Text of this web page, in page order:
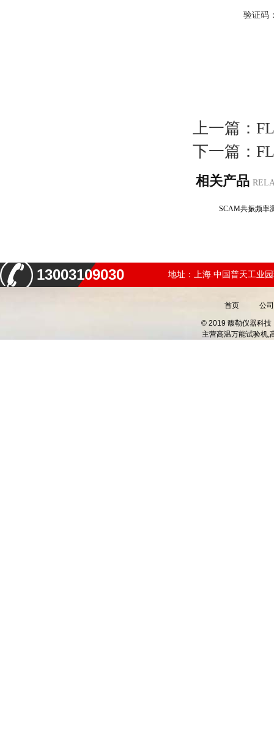
验证码
上一篇：
下一篇：
相关产品
SCAM共振频
13003109030 地址：上海.中国普天工业
首页 公
© 2019 馥勒仪器科技
主营高温万能试验机,